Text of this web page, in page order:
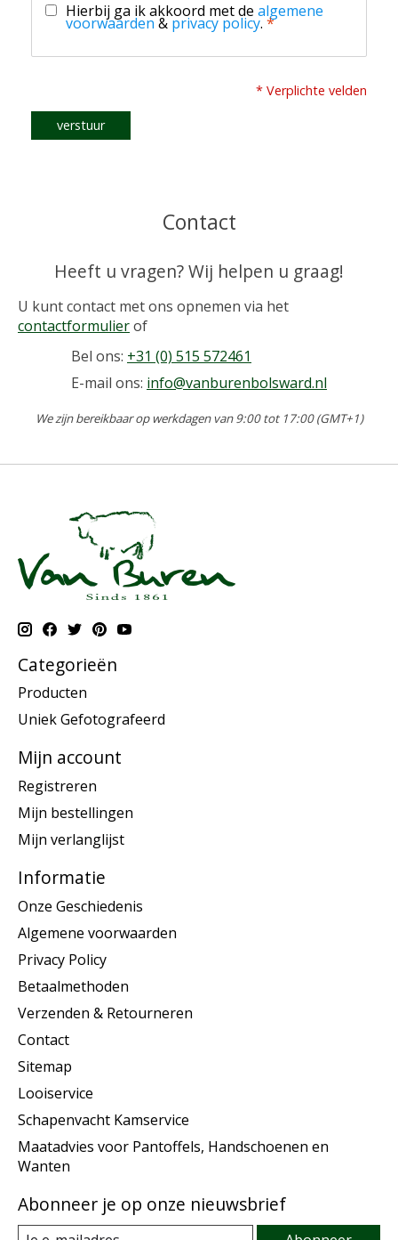
Hierbij ga ik akkoord met de algemene
voorwaarden & privacy policy. *
* Verplichte velden
verstuur
Contact
Heeft u vragen? Wij helpen u graag!
U kunt contact met ons opnemen via het
contactformulierof
Bel ons: +31 (0) 515 572461
E-mail ons: info@vanburenbolsward.nl
We zijn bereikbaar op werkdagen van 9:00 tot 17:00 (GMT+1)
Categorieën
Producten
Uniek Gefotografeerd
Mijn account
Registreren
Mijn bestellingen
Mijn verlanglijst
Informatie
Onze Geschiedenis
Algemene voorwaarden
Privacy Policy
Betaalmethoden
Verzenden & Retourneren
Contact
Sitemap
Looiservice
Schapenvacht Kamservice
Maatadvies voor Pantoffels, Handschoenen en
Wanten
Abonneer je op onze nieuwsbrief